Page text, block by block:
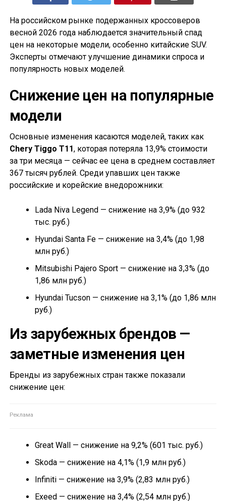
На российском рынке подержанных кроссоверов
весной 2026 года наблюдается значительный спад
цен на некоторые модели, особенно китайские SUV.
Эксперты отмечают улучшение динамики спроса и
популярность новых моделей.
Снижение цен на популярные
модели
Основные изменения касаются моделей, таких как
Chery Tiggo T11, которая потеряла 13,9% стоимости
за три месяца — сейчас ее цена в среднем составляет
367 тысяч рублей. Среди упавших цен также
российские и корейские внедорожники:
Lada Niva Legend — снижение на 3,9% (до 932
тыс. руб.)
Hyundai Santa Fe — снижение на 3,4% (до 1,98
млн руб.)
Mitsubishi Pajero Sport — снижение на 3,3% (до
1,86 млн руб.)
Hyundai Tucson — снижение на 3,1% (до 1,86 млн
руб.)
Из зарубежных брендов —
заметные изменения цен
Бренды из зарубежных стран также показали
снижение цен:
Great Wall — снижение на 9,2% (601 тыс. руб.)
Skoda — снижение на 4,1% (1,9 млн руб.)
Infiniti — снижение на 3,9% (2,83 млн руб.)
Exeed — снижение на 3,4% (2,54 млн руб.)